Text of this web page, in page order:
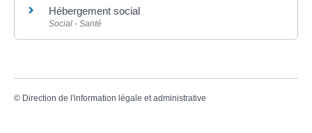
Hébergement social
Social - Santé
© Direction de l'information légale et administrative